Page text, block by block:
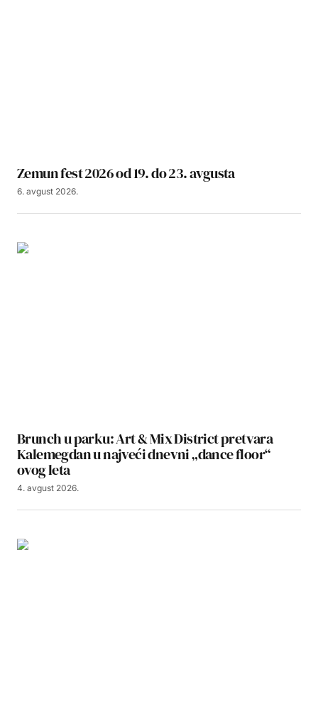
Zemun fest 2026 od 19. do 23. avgusta
6. avgust 2026.
Brunch u parku: Art & Mix District pretvara
Kalemegdan u najveći dnevni „dance floor“
ovog leta
4. avgust 2026.